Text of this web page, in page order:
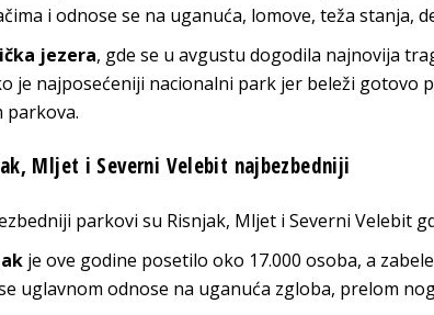
i odnose se na uganuća, lomove, teža stanja,
jezera, gde se u avgustu dogodila najnovija
je najposećeniji nacionalni park jer beleži gotovo
parkova.
Mljet i Severni Velebit najbezbedniji
parkovi su Risnjak, Mljet i Severni Velebit
je ove godine posetilo oko 17.000 osoba, a
uglavnom odnose na uganuća zgloba, prelom